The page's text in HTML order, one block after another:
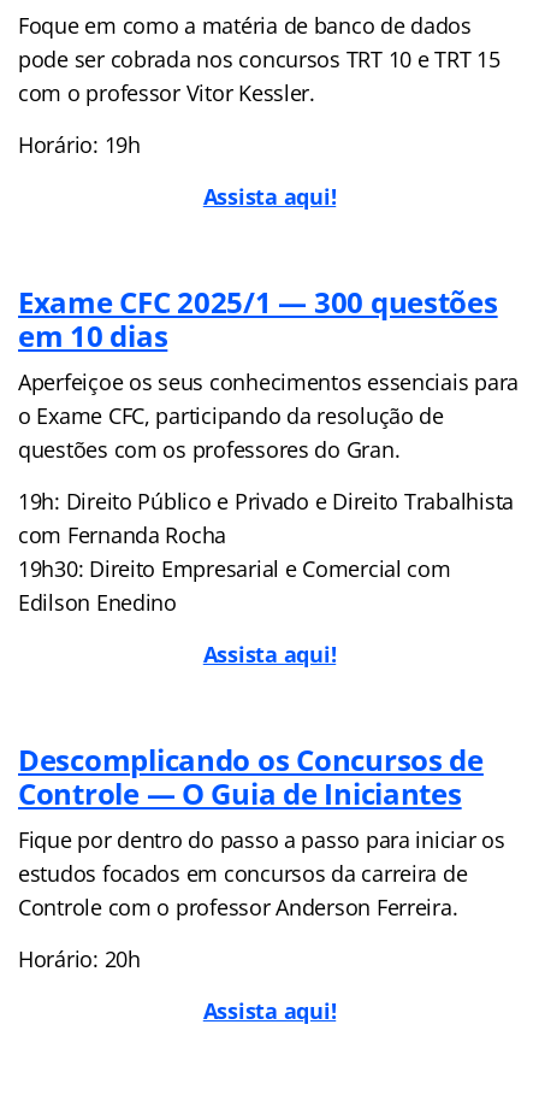
Foque em como a matéria de banco de dados
pode ser cobrada nos concursos TRT 10 e TRT 15
com o professor Vitor Kessler.
Horário: 19h
Assista aqui!
Exame CFC 2025/1 — 300 questões
em 10 dias
Aperfeiçoe os seus conhecimentos essenciais para
o Exame CFC, participando da resolução de
questões com os professores do Gran.
19h: Direito Público e Privado e Direito Trabalhista
com Fernanda Rocha
19h30: Direito Empresarial e Comercial com
Edilson Enedino
Assista aqui!
Descomplicando os Concursos de
Controle — O Guia de Iniciantes
Fique por dentro do passo a passo para iniciar os
estudos focados em concursos da carreira de
Controle com o professor Anderson Ferreira.
Horário: 20h
Assista aqui!